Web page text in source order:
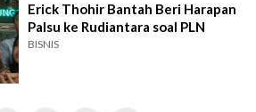
Erick Thohir Bantah Beri Harapan
Palsu ke Rudiantara soal PLN
BISNIS